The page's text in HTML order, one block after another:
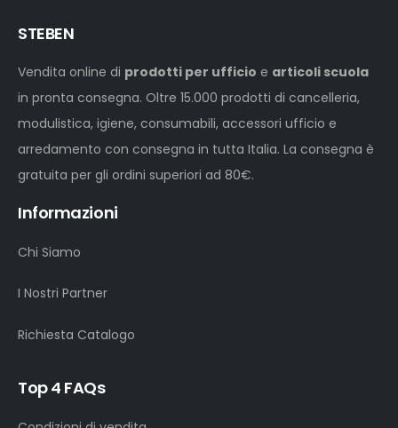
STEBEN
Vendita online di prodotti per ufficio e articoli scuola
in pronta consegna. Oltre 15.000 prodotti di cancelleria,
modulistica, igiene, consumabili, accessori ufficio e
arredamento con consegna in tutta Italia. La consegna è
gratuita per gli ordini superiori ad 80€.
Informazioni
Chi Siamo
I Nostri Partner
Richiesta Catalogo
Top 4 FAQs